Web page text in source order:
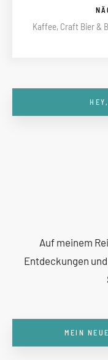
Kaffee, Craft Bier &
Auf meinem
Entdeckungen
MEIN